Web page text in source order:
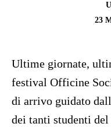
23
Ultime giornate,
festival Officine
di arrivo guidato
dei tanti studenti